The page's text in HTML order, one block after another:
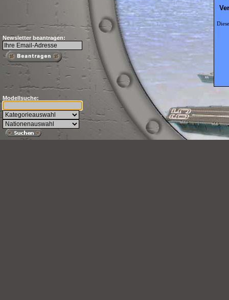
Newsletter beantragen:
Modellsuche: